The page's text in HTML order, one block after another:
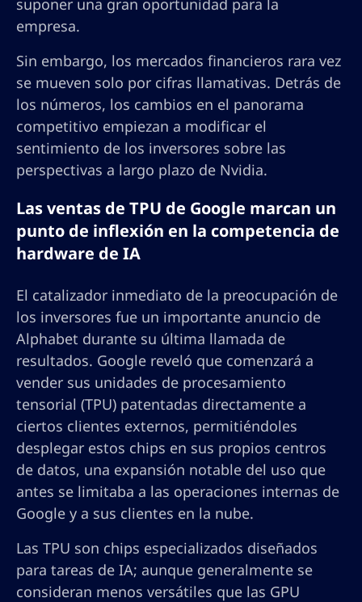
suponer una gran oportunidad para la
empresa.
Sin embargo, los mercados financieros rara vez
se mueven solo por cifras llamativas. Detrás de
los números, los cambios en el panorama
competitivo empiezan a modificar el
sentimiento de los inversores sobre las
perspectivas a largo plazo de Nvidia.
Las ventas de TPU de Google marcan un
punto de inflexión en la competencia de
hardware de IA
El catalizador inmediato de la preocupación de
los inversores fue un importante anuncio de
Alphabet durante su última llamada de
resultados. Google reveló que comenzará a
vender sus unidades de procesamiento
tensorial (TPU) patentadas directamente a
ciertos clientes externos, permitiéndoles
desplegar estos chips en sus propios centros
de datos, una expansión notable del uso que
antes se limitaba a las operaciones internas de
Google y a sus clientes en la nube.
Las TPU son chips especializados diseñados
para tareas de IA; aunque generalmente se
consideran menos versátiles que las GPU